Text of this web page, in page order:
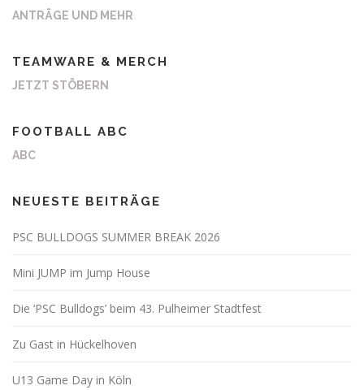
ANTRÄGE UND MEHR
TEAMWARE & MERCH
JETZT STÖBERN
FOOTBALL ABC
ABC
NEUESTE BEITRÄGE
PSC BULLDOGS SUMMER BREAK 2026
Mini JUMP im Jump House
Die ‘PSC Bulldogs’ beim 43. Pulheimer Stadtfest
Zu Gast in Hückelhoven
U13 Game Day in Köln